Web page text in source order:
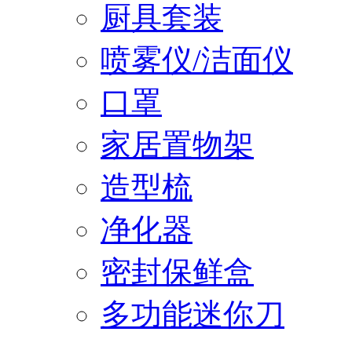
厨具套装
喷雾仪/洁面仪
口罩
家居置物架
造型梳
净化器
密封保鲜盒
多功能迷你刀